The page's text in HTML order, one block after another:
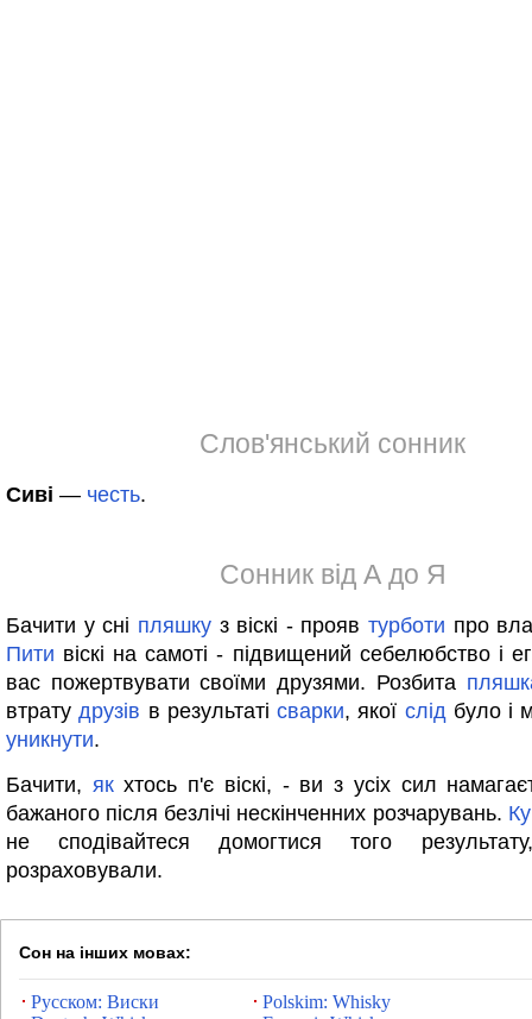
Слов'янський сонник
Сиві — честь.
Сонник від А до Я
Бачити у сні пляшкуз віскі - проявтурботи про
Пити віскі на самоті - підвищений себелюбство і
вас пожертвувати своїми друзями. Розбита
втратудрузів в результатісварки, якої слідбуло і
уникнути.
Бачити, якхтось п'є віскі, - ви з усіх сил
бажаного після безлічі нескінченних розчарувань.
не сподівайтеся домогтися того
розраховували.
Сон на інших мовах:
Русском: Виски
Polskim: Whisky